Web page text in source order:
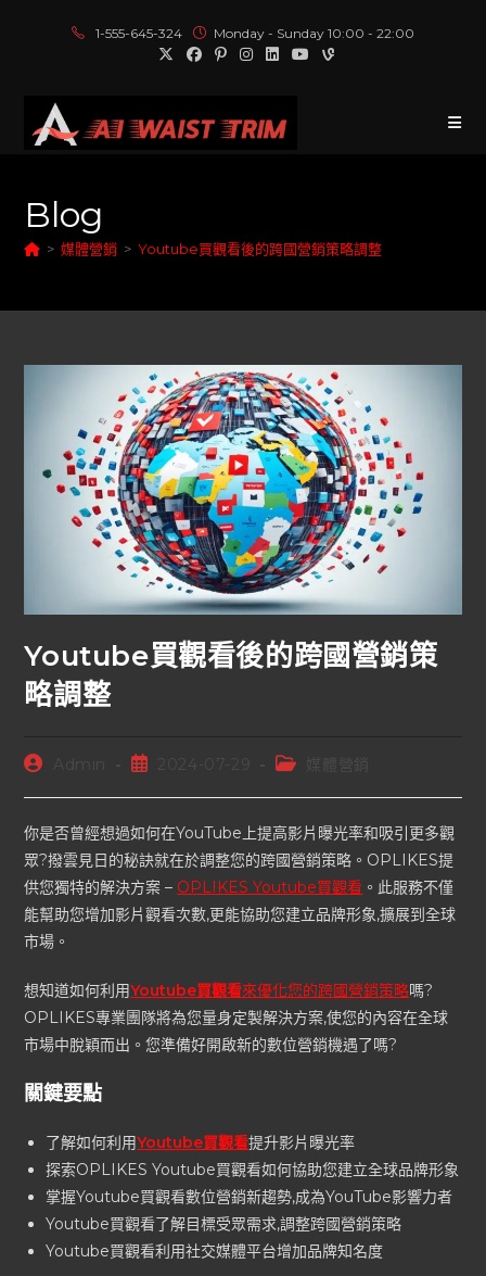
1-555-645-324 Monday - Sunday 10:00 - 22:00
Blog
> 媒體營銷 > Youtube買觀看後的跨國營銷策略調整
Youtube買觀看後的跨國營銷策
略調整
Admin
你是否曾經想過如何在YouTube上提高影片曝光率和吸引更多觀
眾?撥雲見日的秘訣就在於調整您的跨國營銷策略。OPLIKES提
供您獨特的解決方案 – OPLIKES Youtube買觀看 。此服務不僅
能幫助您增加影片觀看次數,更能協助您建立品牌形象,擴展到全球
市場。
想知道如何利用Youtube買觀看來優化您的跨國營銷策略嗎?
OPLIKES專業團隊將為您量身定製解決方案,使您的內容在全球
市場中脫穎而出。您準備好開啟新的數位營銷機遇了嗎?
關鍵要點
了解如何利用Youtube買觀看提升影片曝光率
探索OPLIKES Youtube買觀看如何協助您建立全球品牌形象
掌握Youtube買觀看數位營銷新趨勢,成為YouTube影響力者
Youtube買觀看了解目標受眾需求,調整跨國營銷策略
Youtube買觀看利用社交媒體平台增加品牌知名度